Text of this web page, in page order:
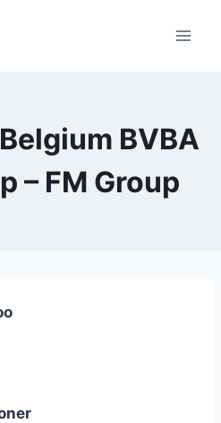
BVBA
– FM Group